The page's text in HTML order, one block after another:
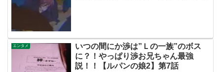
エンタメ
いつの間にか渉は”Ｌの一族”のボス
に？！やっぱり渉お兄ちゃん最強
説！！【ルパンの娘2】第7話